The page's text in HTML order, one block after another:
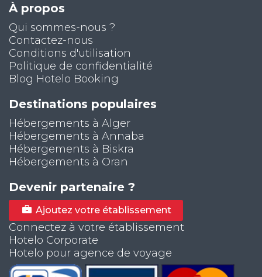
À propos
Qui sommes-nous ?
Contactez-nous
Conditions d'utilisation
Politique de confidentialité
Blog Hotelo Booking
Destinations populaires
Hébergements à Alger
Hébergements à Annaba
Hébergements à Biskra
Hébergements à Oran
Devenir partenaire ?
Ajoutez votre établissement
Connectez à votre établissement
Hotelo Corporate
Hotelo pour agence de voyage